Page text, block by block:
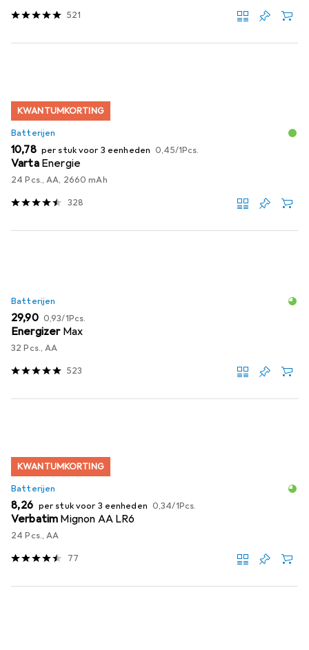
521
KWANTUMKORTING
Batterijen
EUR
10,78 per stuk voor 3 eenheden EUR
0,45/1Pcs.
Varta Energie
24 Pcs., AA, 2660 mAh
328
Batterijen
EUR
29,90 EUR
0,93/1Pcs.
Energizer Max
32 Pcs., AA
523
KWANTUMKORTING
Batterijen
EUR
8,26 per stuk voor 3 eenheden EUR
0,34/1Pcs.
Verbatim Mignon AA LR6
24 Pcs., AA
77